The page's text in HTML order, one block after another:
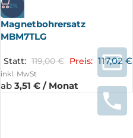
-2%
Magnetbohrersatz
MBM7TLG
Statt: 119,00€ Preis: 117,02 €
inkl. MwSt
ab 3,51 € / Monat